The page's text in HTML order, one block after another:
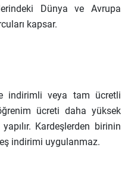
Dünya ve Avrupa
kapsar.
indirimli veya tam ücretli
ücreti daha yüksek
Kardeşlerden birinin
indirimi uygulanmaz.